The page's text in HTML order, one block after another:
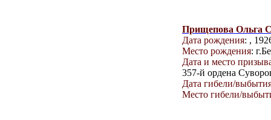
Прищепова Ольга
Дата рождения: ,
Место рождения:
Дата и место
357-й ордена
Дата гибели/
Место гибели/